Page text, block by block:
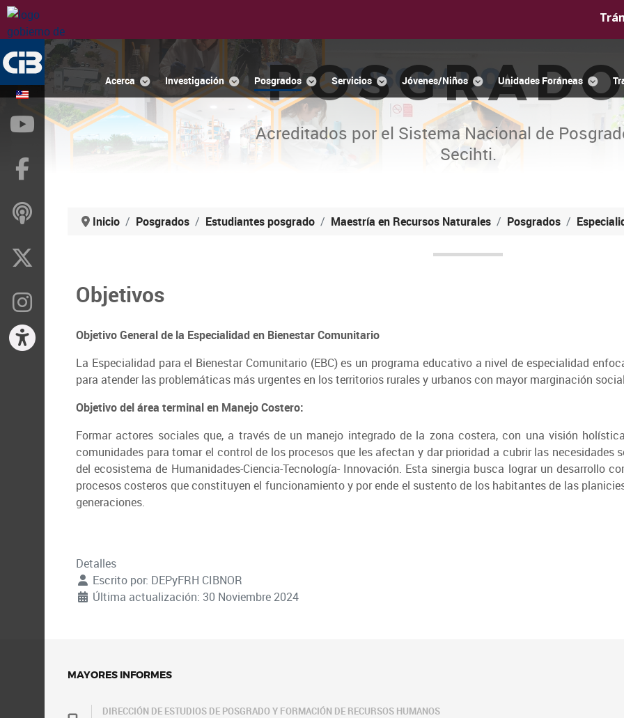
Acerca Investigación Posgrados Servicios Jóvenes/Niños Unidades Foráneas
Acreditados por el Sistema Nacional de
Secihti.
Inicio Posgrados Estudiantes posgrado Maestría en Recursos Naturales Posgrados
Objetivos
Objetivo General de la Especialidad en Bienestar Comunitario
La Especialidad para el Bienestar Comunitario (EBC) es un programa educativo a nivel de especialidad
para atender las problemáticas más urgentes en los territorios rurales y urbanos con mayor marginación
Objetivo del área terminal en Manejo Costero:
Formar actores sociales que, a través de un manejo integrado de la zona costera, con una visión
comunidades para tomar el control de los procesos que les afectan y dar prioridad a cubrir las necesidades
del ecosistema de Humanidades-Ciencia-Tecnología- Innovación. Esta sinergia busca lograr un desarrollo
procesos costeros que constituyen el funcionamiento y por ende el sustento de los habitantes de las
generaciones.
Detalles
Escrito por: DEPyFRH CIBNOR
Última actualización: 30 Noviembre 2024
MAYORES INFORMES
DIRECCIÓN DE ESTUDIOS DE POSGRADO Y FORMACIÓN DE RECURSOS HUMANOS
YouTube
ivoox
Instragram